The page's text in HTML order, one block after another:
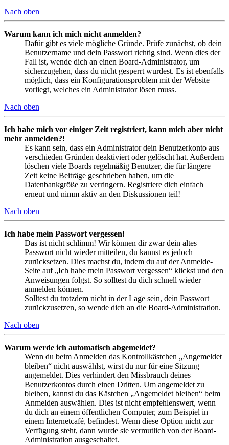
Nach oben
Warum kann ich mich nicht anmelden?
Dafür gibt es viele mögliche Gründe. Prüfe zunächst, ob dein
Benutzername und dein Passwort richtig sind. Wenn dies der
Fall ist, wende dich an einen Board-Administrator, um
sicherzugehen, dass du nicht gesperrt wurdest. Es ist ebenfalls
möglich, dass ein Konfigurationsproblem mit der Website
vorliegt, welches ein Administrator lösen muss.
Nach oben
Ich habe mich vor einiger Zeit registriert, kann mich aber nicht
mehr anmelden?!
Es kann sein, dass ein Administrator dein Benutzerkonto aus
verschieden Gründen deaktiviert oder gelöscht hat. Außerdem
löschen viele Boards regelmäßig Benutzer, die für längere
Zeit keine Beiträge geschrieben haben, um die
Datenbankgröße zu verringern. Registriere dich einfach
erneut und nimm aktiv an den Diskussionen teil!
Nach oben
Ich habe mein Passwort vergessen!
Das ist nicht schlimm! Wir können dir zwar dein altes
Passwort nicht wieder mitteilen, du kannst es jedoch
zurücksetzen. Dies machst du, indem du auf der Anmelde-
Seite auf „Ich habe mein Passwort vergessen“ klickst und den
Anweisungen folgst. So solltest du dich schnell wieder
anmelden können.
Solltest du trotzdem nicht in der Lage sein, dein Passwort
zurückzusetzen, so wende dich an die Board-Administration.
Nach oben
Warum werde ich automatisch abgemeldet?
Wenn du beim Anmelden das Kontrollkästchen „Angemeldet
bleiben“ nicht auswählst, wirst du nur für eine Sitzung
angemeldet. Dies verhindert den Missbrauch deines
Benutzerkontos durch einen Dritten. Um angemeldet zu
bleiben, kannst du das Kästchen „Angemeldet bleiben“ beim
Anmelden auswählen. Dies ist nicht empfehlenswert, wenn
du dich an einem öffentlichen Computer, zum Beispiel in
einem Internetcafé, befindest. Wenn diese Option nicht zur
Verfügung steht, dann wurde sie vermutlich von der Board-
Administration ausgeschaltet.